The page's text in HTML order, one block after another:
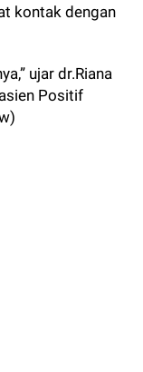
kontak dengan
ujar dr.Riana
Positif